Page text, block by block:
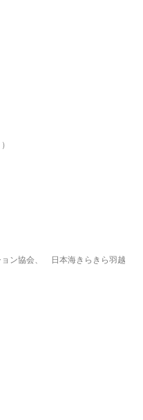
ョン協会、 日本海きらきら羽越